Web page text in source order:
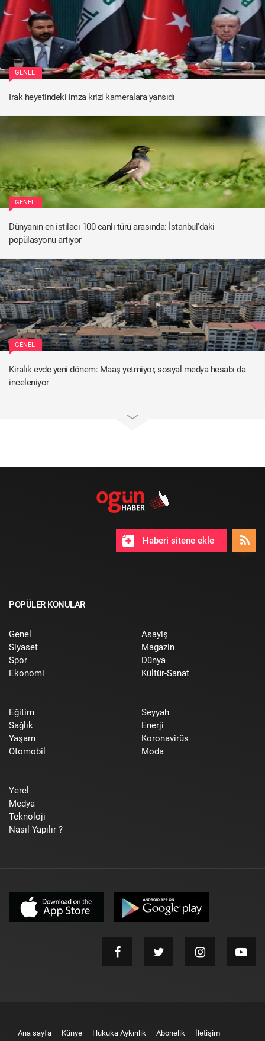
GENEL
Irak heyetindeki imza krizi kameralara yansıdı
GENEL
Dünyanın en istilacı 100 canlı türü arasında: İstanbul'daki
popülasyonu artıyor
GENEL
Kiralık evde yeni dönem: Maaş yetmiyor, sosyal medya hesabı da
inceleniyor
Haberi sitene ekle
POPÜLER KONULAR
Genel
Siyaset
Spor
Ekonomi
Asayiş
Magazin
Dünya
Kültür-Sanat
Eğitim
Sağlık
Yaşam
Otomobil
Seyyah
Enerji
Koronavirüs
Moda
Yerel
Medya
Teknoloji
Nasıl Yapılır ?
Ana sayfa Künye Hukuka Aykırılık Abonelik İletişim